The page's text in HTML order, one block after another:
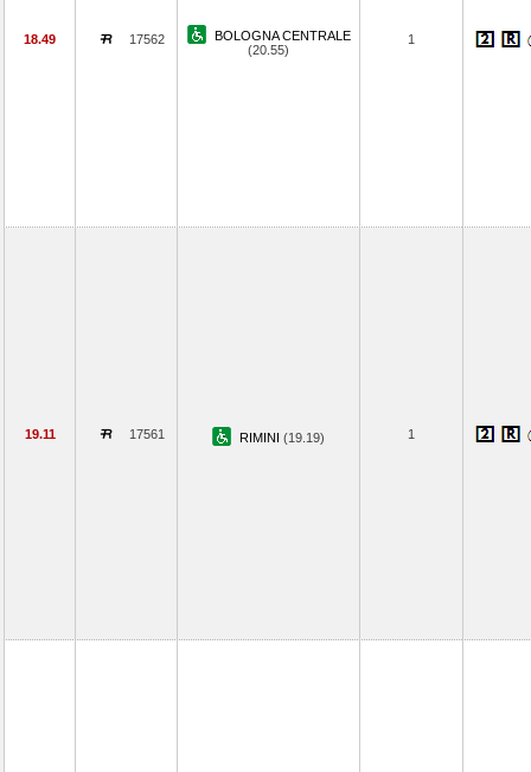
18.49 17562
BOLOGNA CENTRALE
(20.55)
1
19.11 17561 RIMINI (19.19) 1